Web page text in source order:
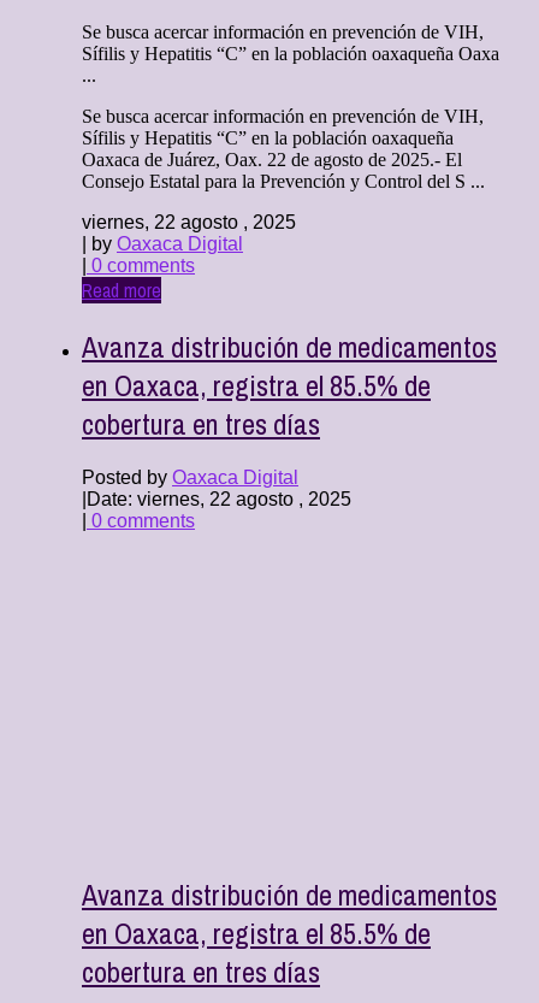
Se busca acercar información en prevención de VIH,
Sífilis y Hepatitis “C” en la población oaxaqueña Oaxa
...
Se busca acercar información en prevención de VIH,
Sífilis y Hepatitis “C” en la población oaxaqueña
Oaxaca de Juárez, Oax. 22 de agosto de 2025.- El
Consejo Estatal para la Prevención y Control del S ...
viernes, 22 agosto , 2025
| by Oaxaca Digital
0 comments
Read more
Avanza distribución de medicamentos
en Oaxaca, registra el 85.5% de
cobertura en tres días
Posted by Oaxaca Digital
Date: viernes, 22 agosto , 2025
0 comments
Avanza distribución de medicamentos
en Oaxaca, registra el 85.5% de
cobertura en tres días